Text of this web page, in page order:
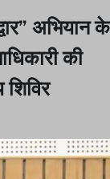
अभियान के
की